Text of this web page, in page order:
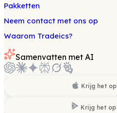
Pakketten
Neem contact met ons op
Waarom Tradeics?
Samenvatten met AI
Krijg het op
Krijg het op